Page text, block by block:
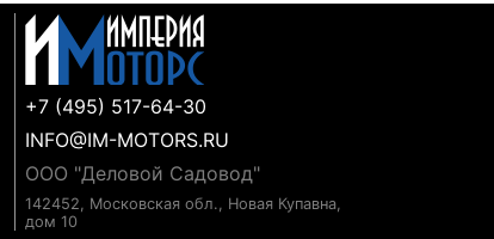
+7 (495) 517-64-30
INFO@IM-MOTORS.RU
ООО "Деловой Садовод"
142452, Московская обл., Новая Купавна,
дом 10